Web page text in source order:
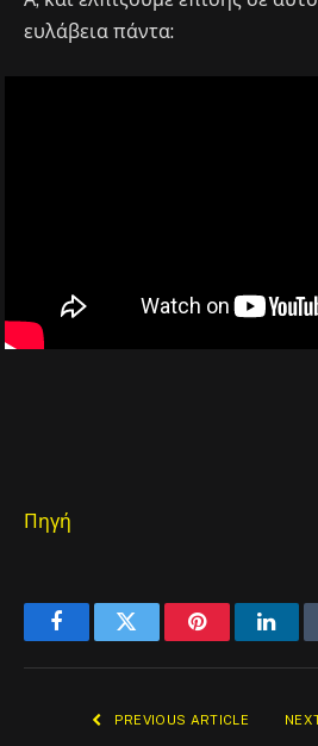
ευλάβεια πάντα:
Πηγή
FacebookTwitter Pinterest
PREVIOUS ARTICLE